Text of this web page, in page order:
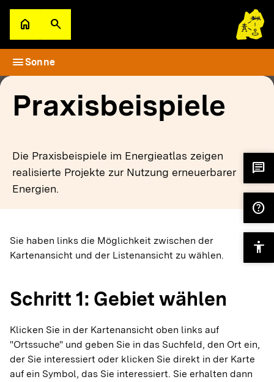
Zum Hauptinhalt springen
homeZur Startseite
searchSuche öffnen
menuSonne
Praxisbeispiele
Die Praxisbeispiele im Energieatlas zeigen
realisierte Projekte zur Nutzung erneuerbarer
Energien.
Sie haben links die Möglichkeit zwischen der
Kartenansicht und der Listenansicht zu wählen.
Schritt 1: Gebiet wählen
Klicken Sie in der Kartenansicht oben links auf
"Ortssuche" und geben Sie in das Suchfeld, den Ort ein,
der Sie interessiert oder klicken Sie direkt in der Karte
auf ein Symbol, das Sie interessiert. Sie erhalten dann
chat
help
accessibility